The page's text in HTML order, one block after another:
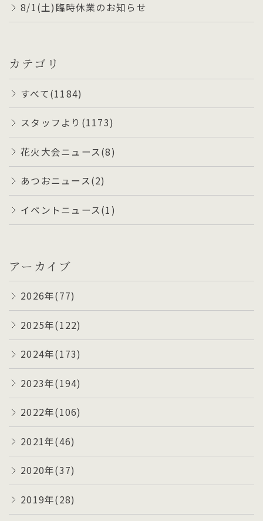
8/1(土)臨時休業のお知らせ
カテゴリ
すべて(1184)
スタッフより(1173)
花火大会ニュース(8)
あつおニュース(2)
イベントニュース(1)
アーカイブ
2026年(77)
2025年(122)
2024年(173)
2023年(194)
2022年(106)
2021年(46)
2020年(37)
2019年(28)